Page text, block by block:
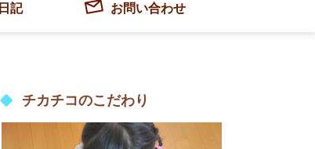
日記 お問い合わせ
チカチコのこだわり